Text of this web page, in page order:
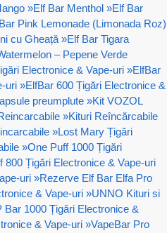
»Elf Bar Menthol »Elf Bar
Pink Lemonade (Limonada Roz)
cu Gheață »Elf Bar Tigara
– Pepene Verde
Electronice & Vape-uri »ElfBar
uri »ElfBar 600 Țigări Electronice &
preumplute »Kit VOZOL
»Kituri Reîncărcabile
»Lost Mary Țigări
»One Puff 1000 Țigări
800 Țigări Electronice & Vape-uri
uri »Rezerve Elf Bar Elfa Pro
& Vape-uri »UNNO Kituri si
Bar 1000 Țigări Electronice &
& Vape-uri »VapeBar Pro